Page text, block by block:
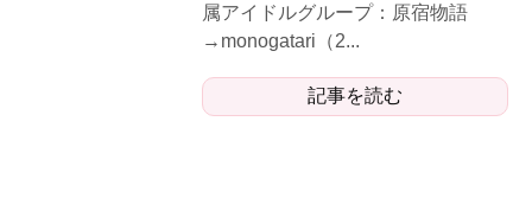
属アイドルグループ：原宿物語
→monogatari（2...
記事を読む